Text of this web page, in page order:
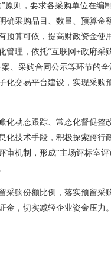
原则，要求各采购单位在编
确采购品目、数量、预算金
预算可依，提高财政资金使
理，依托“互联网+政府采
、采购合同公示等环节的
化交易平台建设，实现采
化动态跟踪、常态化督促整
化技术手段，积极探索跨行
机制，形成“主场评标室
采购份额比例，落实预留
金，切实减轻企业资金压力。